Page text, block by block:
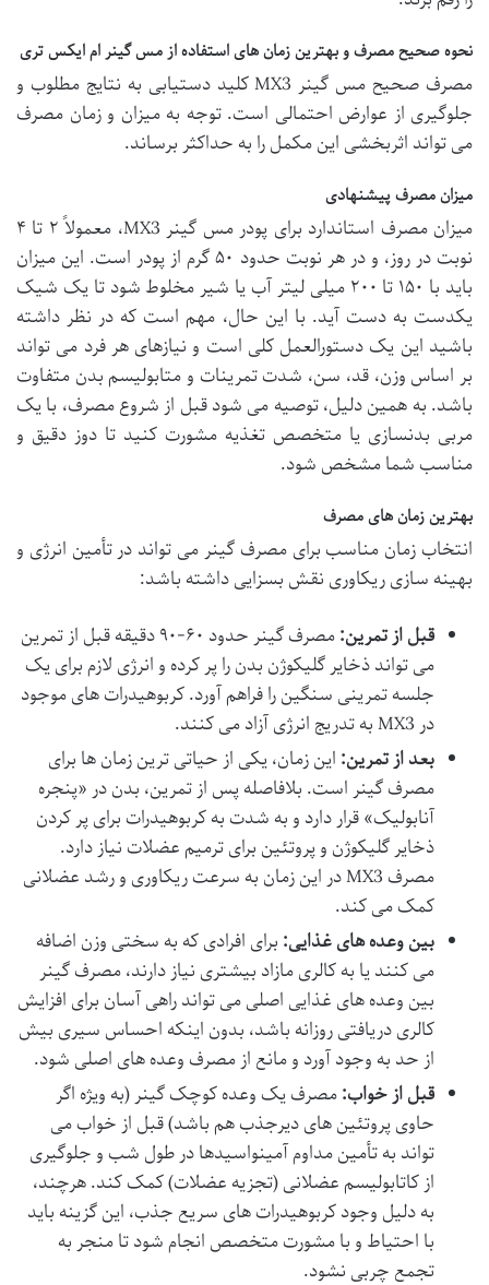
نحوه صحیح مصرف و بهترین زمان های استفاده از مس گینر ام ایکس تری
مصرف صحیح مس گینر MX3 کلید دستیابی به نتایج مطلوب و
جلوگیری از عوارض احتمالی است. توجه به میزان و زمان مصرف
می تواند اثربخشی این مکمل را به حداکثر برساند.
میزان مصرف پیشنهادی
میزان مصرف استاندارد برای پودر مس گینر MX3، معمولاً ۲ تا ۴
نوبت در روز، و در هر نوبت حدود ۵۰ گرم از پودر است. این میزان
باید با ۱۵۰ تا ۲۰۰ میلی لیتر آب یا شیر مخلوط شود تا یک شیک
یکدست به دست آید. با این حال، مهم است که در نظر داشته
باشید این یک دستورالعمل کلی است و نیازهای هر فرد می تواند
بر اساس وزن، قد، سن، شدت تمرینات و متابولیسم بدن متفاوت
باشد. به همین دلیل، توصیه می شود قبل از شروع مصرف، با یک
مربی بدنسازی یا متخصص تغذیه مشورت کنید تا دوز دقیق و
مناسب شما مشخص شود.
بهترین زمان های مصرف
انتخاب زمان مناسب برای مصرف گینر می تواند در تأمین انرژی و
بهینه سازی ریکاوری نقش بسزایی داشته باشد:
قبل از تمرین:
مصرف گینر حدود ۶۰-۹۰ دقیقه قبل از تمرین
می تواند ذخایر گلیکوژن بدن را پر کرده و انرژی لازم برای یک
جلسه تمرینی سنگین را فراهم آورد. کربوهیدرات های موجود
در MX3 به تدریج انرژی آزاد می کنند.
بعد از تمرین: این زمان، یکی از حیاتی ترین زمان ها برای
مصرف گینر است. بلافاصله پس از تمرین، بدن در «پنجره
آنابولیک» قرار دارد و به شدت به کربوهیدرات برای پر کردن
ذخایر گلیکوژن و پروتئین برای ترمیم عضلات نیاز دارد.
مصرف MX3 در این زمان به سرعت ریکاوری و رشد عضلانی
کمک می کند.
بین وعده های غذایی: برای افرادی که به سختی وزن اضافه
می کنند یا به کالری مازاد بیشتری نیاز دارند، مصرف گینر
بین وعده های غذایی اصلی می تواند راهی آسان برای افزایش
کالری دریافتی روزانه باشد، بدون اینکه احساس سیری بیش
از حد به وجود آورد و مانع از مصرف وعده های اصلی شود.
قبل از خواب:مصرف یک وعده کوچک گینر (به ویژه اگر
حاوی پروتئین های دیرجذب هم باشد) قبل از خواب می
تواند به تأمین مداوم آمینواسیدها در طول شب و جلوگیری
از کاتابولیسم عضلانی (تجزیه عضلات) کمک کند. هرچند،
به دلیل وجود کربوهیدرات های سریع جذب، این گزینه باید
با احتیاط و با مشورت متخصص انجام شود تا منجر به
تجمع چربی نشود.